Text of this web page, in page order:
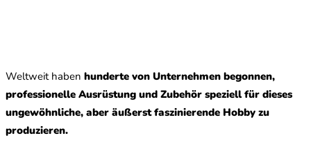
Weltweit haben hunderte von Unternehmen begonnen,
professionelle Ausrüstung und Zubehör speziell für dieses
ungewöhnliche, aber äußerst faszinierende Hobby zu
produzieren.